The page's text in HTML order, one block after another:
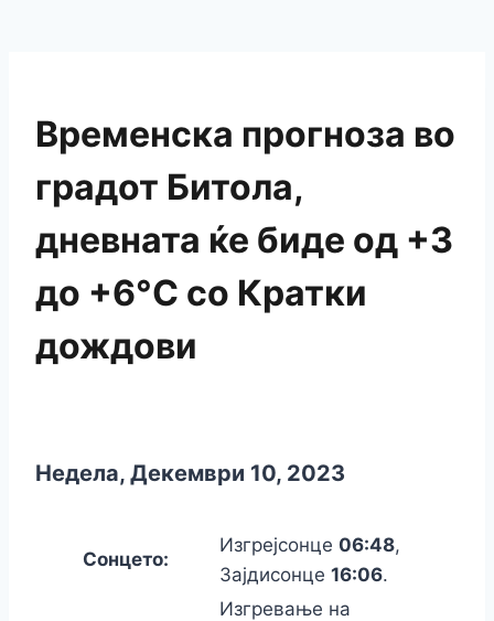
Временска прогноза во
градот Битола,
дневната ќе биде од +3
до +6°C со Кратки
дождови
Недела, Декември 10, 2023
Сонцето:
Изгрејсонце 06:48,
Зајдисонце 16:06.
Изгревање на